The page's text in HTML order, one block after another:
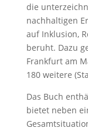
die
nachhaltigen
auf Inklusion,
beruht. Dazu
Frankfurt am
180 weitere
Das Buch
bietet neben